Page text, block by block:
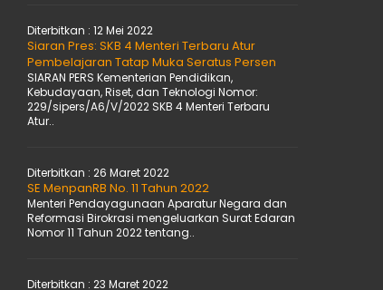
Diterbitkan : 12 Mei 2022
Siaran Pres: SKB 4 Menteri Terbaru Atur
Pembelajaran Tatap Muka Seratus Persen
SIARAN PERS Kementerian Pendidikan,
Kebudayaan, Riset, dan Teknologi Nomor:
229/sipers/A6/V/2022 SKB 4 Menteri Terbaru
Atur..
Diterbitkan : 26 Maret 2022
SE MenpanRB No. 11 Tahun 2022
Menteri Pendayagunaan Aparatur Negara dan
Reformasi Birokrasi mengeluarkan Surat Edaran
Nomor 11 Tahun 2022 tentang..
Diterbitkan : 23 Maret 2022